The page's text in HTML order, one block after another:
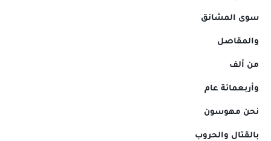
سوى المشانق
والمقاصل
من ألف
وأربعمائة عام
نحن مهوسون
بالقتال والحروب